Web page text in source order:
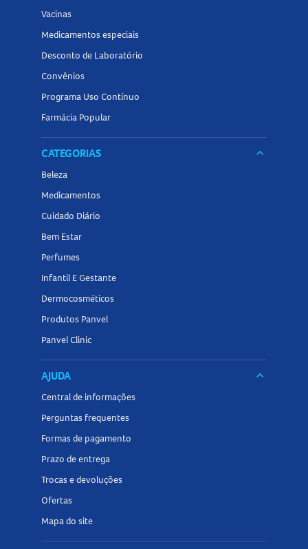
Vacinas
Medicamentos especiais
Desconto de Laboratório
Convênios
Programa Uso Contínuo
Farmácia Popular
CATEGORIAS keyboard_arrow_down
Beleza
Medicamentos
Cuidado Diário
Bem Estar
Perfumes
Infantil E Gestante
Dermocosméticos
Produtos Panvel
Panvel Clinic
AJUDA keyboard_arrow_down
Central de informações
Perguntas frequentes
Formas de pagamento
Prazo de entrega
Trocas e devoluções
Ofertas
Mapa do site